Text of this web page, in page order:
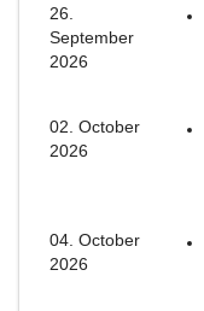
26.
September
2026
02. October
2026
04. October
2026